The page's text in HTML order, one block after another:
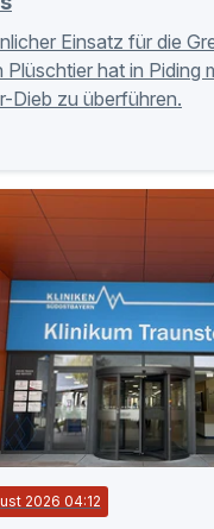
Einsatz für die
Plüschtier hat in Piding
Dieb zu überführen.
2026 04:12